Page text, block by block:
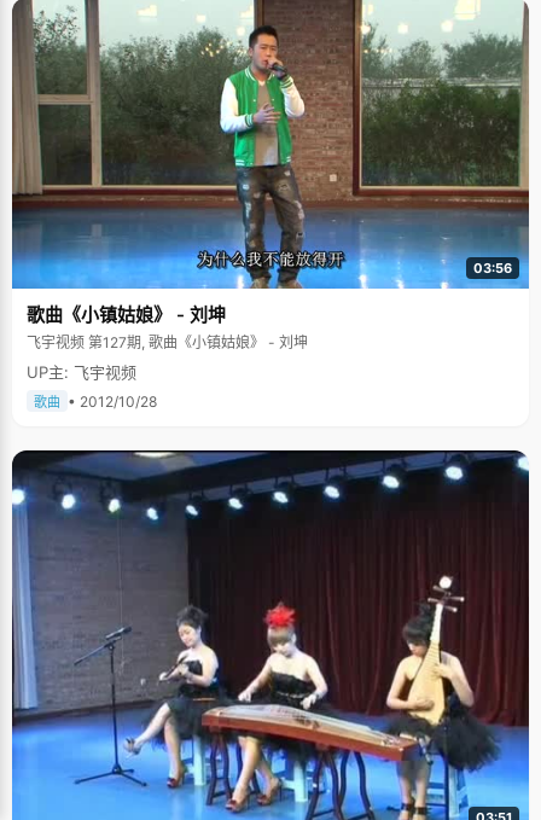
03:56
歌曲《小镇姑娘》 - 刘坤
飞宇视频 第127期, 歌曲《小镇姑娘》 - 刘坤
UP主: 飞宇视频
歌曲 • 2012/10/28